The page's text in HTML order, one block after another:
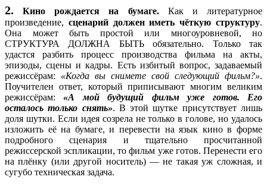
ЧТОувидит
зритель
КАК следует показать
1.
Сначала чел
просыпается
и видит
трейлер
фильма (там
где он душит
подушкой
девушку).
из первой программы мы узнаем о
случившемся. Но главное здесь как
подаётся эта информация, она должна
давить на героя и его совесть. Тут я
предлагаю сделать акцент на названии
фильма. Изначально появится короткое
название, которое будет дополняется
дополнительными словами, пока не
разрастается до огромного обвиняющего
предложения (конкретного я не придумал,
но например сначала будет название
«любовь» и разрастается оно до «любовь,
которая была у этого никчемного бешеного
2. Кино рождается на бумаге.Как и литературное
произведение, сценарий должен иметь чёткую структуру.
Она может быть простой или многоуровневой, но
СТРУКТУРА ДОЛЖНА БЫТЬ обязательно. Только так
удастся разбить процесс производства фильма на акты,
эпизоды, сцены и кадры. Есть избитый вопрос, задаваемый
режиссёрам: «Когда вы снимете свой следующий фильм?».
Поучителен ответ, который приписывают многим великим
режиссёрам:«А мой будущий фильм уже готов. Его
осталось только снять». В этой шутке присутствует лишь
доля шутки. Если идея созрела не только в голове, но удалось
изложить её на бумаге, и перевести на язык кино в форме
подробного сценария и тщательно просчитанной
режиссерской эспликации, то фильм уже готов. Перенести его
на плёнку (или другой носитель) — не такая уж сложная, и
сугубо техническая задача.